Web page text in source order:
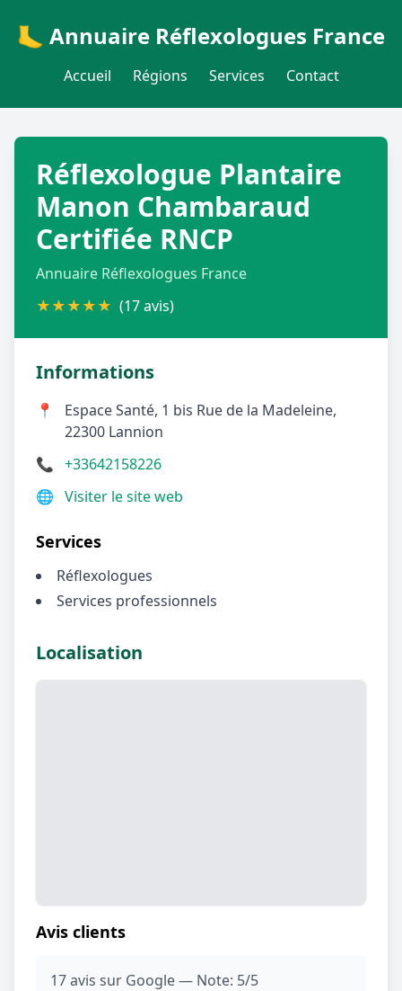
🦶 Annuaire Réflexologues France
Accueil Régions Services Contact
Réflexologue Plantaire
Manon Chambaraud
Certifiée RNCP
Annuaire Réflexologues France
★★★★★ (17 avis)
Informations
📍
Espace Santé, 1 bis Rue de la Madeleine,
22300 Lannion
📞 +33642158226
🌐 Visiter le site web
Services
Réflexologues
Services professionnels
Localisation
Avis clients
17 avis sur Google — Note: 5/5